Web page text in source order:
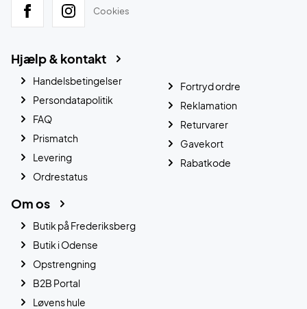
Cookies
Hjælp & kontakt
Handelsbetingelser
Persondatapolitik
FAQ
Prismatch
Levering
Ordrestatus
Fortryd ordre
Reklamation
Returvarer
Gavekort
Rabatkode
Om os
Butik på Frederiksberg
Butik i Odense
Opstrengning
B2B Portal
Løvens hule